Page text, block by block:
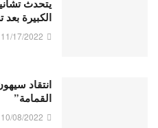
الكبيرة
11/17/2022
انتقاد
القمامة”
10/08/2022